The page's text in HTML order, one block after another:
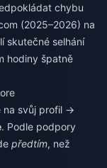
chybu
(2025–2026) na
skutečné selhání
hodiny špatně
na svůj profil →
. Podle podpory
předtím, než